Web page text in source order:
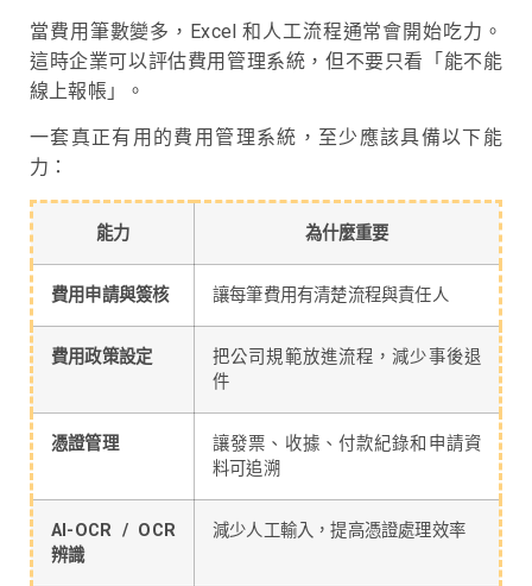
當費用筆數變多，Excel 和人工流程通常會開始吃力。
這時企業可以評估費用管理系統，但不要只看「能不能
線上報帳」。
一套真正有用的費用管理系統，至少應該具備以下能
力：
能力 為什麼重要
費用申請與簽核 讓每筆費用有清楚流程與責任人
費用政策設定
把公司規範放進流程，減少事後退
件
憑證管理
讓發票、收據、付款紀錄和申請資
料可追溯
AI-OCR / OCR
辨識
減少人工輸入，提高憑證處理效率